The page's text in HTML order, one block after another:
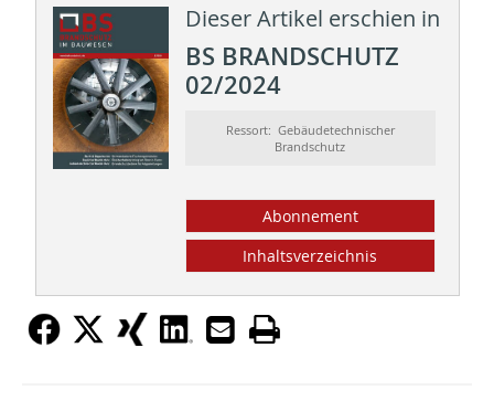
Dieser Artikel erschien in
BS BRANDSCHUTZ
02/2024
Ressort: Gebäudetechnischer
Brandschutz
Abonnement
Inhaltsverzeichnis